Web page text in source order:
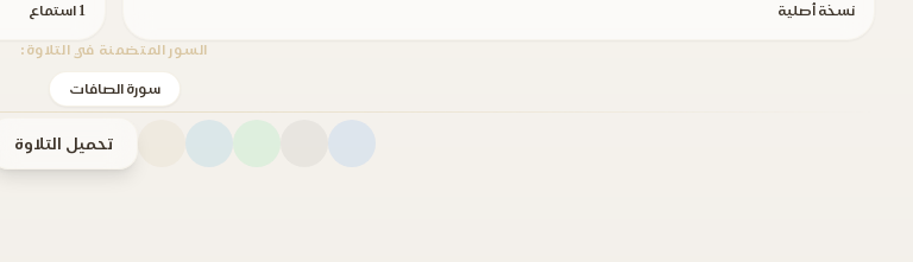
نسخة أصلية 1 استماع
السور المتضمنة في التلاوة:
سورة الصافات
تحميل التلاوة